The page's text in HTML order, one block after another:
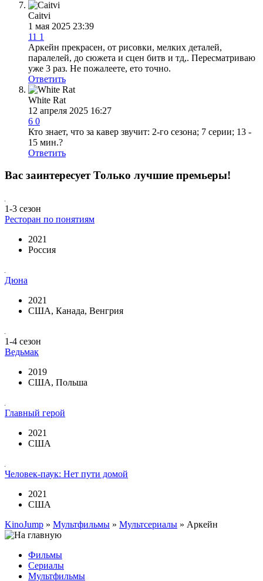
Caitvi
1 мая 2025 23:39
11 1
Аркейн прекрасен, от рисовки, мелких деталей,
паралелей, до сюжета и сцен битв и тд,. Пересматриваю
уже 3 раз. Не пожалеете, ето точно.
Ответить
White Rat
12 апреля 2025 16:27
6 0
Кто знает, что за кавер звучит: 2-го сезона; 7 серии; 13 -
15 мин.?
Ответить
Вас заинтересуетТолько лучшие премьеры!
1-3 сезон
Ресторан по понятиям
2021
Россия
Дюна
2021
США, Канада, Венгрия
1-4 сезон
Ведьмак
2019
США, Польша
Главный герой
2021
США
Человек-паук: Нет пути домой
2021
США
KinoJump » Мультфильмы » Мультсериалы » Аркейн
Фильмы
Сериалы
Мультфильмы